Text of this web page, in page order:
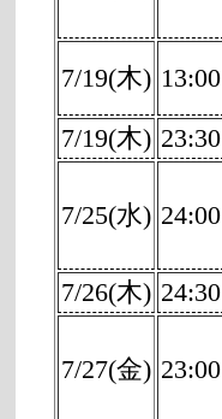
7/19(木) 13:00
7/19(木) 23:30
7/25(水) 24:00
7/26(木) 24:30
7/27(金) 23:00